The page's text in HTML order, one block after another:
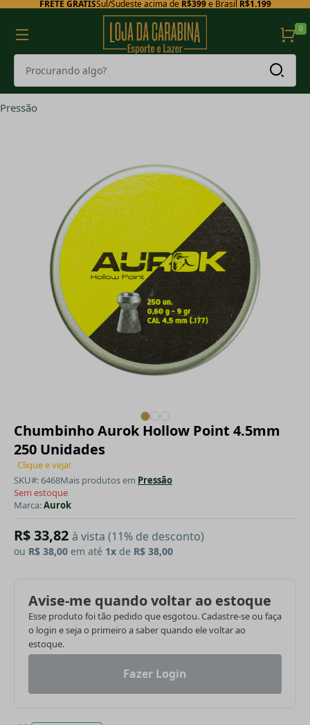
FRETE GRÁTISSul/Sudeste acima de R$399e Brasil R$1.199
0
Pressão
Chumbinho Aurok Hollow Point 4.5mm
250 Unidades
Clique e veja!
SKU#: 6468Mais produtos em Pressão
Sem estoque
Marca:Aurok
R$ 33,82 à vista (11% de desconto)
ou R$ 38,00 em até 1x de R$ 38,00
Avise-me quando voltar ao estoque
Esse produto foi tão pedido que esgotou. Cadastre-se ou faça
o login e seja o primeiro a saber quando ele voltar ao
estoque.
Fazer Login